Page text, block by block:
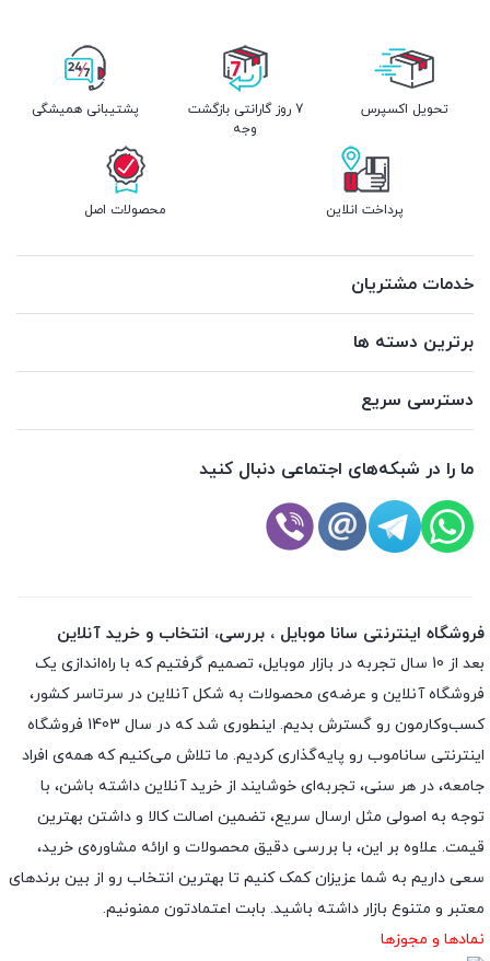
تحویل اکسپرس
7 روز گارانتی بازگشت
وجه
پشتیبانی همیشگی
پرداخت انلاین محصولات اصل
خدمات مشتریان
برترین دسته ها
دسترسی سریع
ما را در شبکه‌های اجتماعی دنبال کنید
فروشگاه اینترنتی سانا موبایل ، بررسی، انتخاب و خرید آنلاین
بعد از 10 سال تجربه در بازار موبایل، تصمیم گرفتیم که با راه‌اندازی یک
فروشگاه آنلاین و عرضه‌ی محصولات به شکل آنلاین در سرتاسر کشور،
کسب‌وکارمون رو گسترش بدیم. اینطوری شد که در سال 1403 فروشگاه
اینترنتی ساناموب رو پایه‌گذاری کردیم. ما تلاش می‌کنیم که همه‌ی افراد
جامعه، در هر سنی، تجربه‌ای خوشایند از خرید آنلاین داشته باشن، با
توجه به اصولی مثل ارسال سریع، تضمین اصالت کالا و داشتن بهترین
قیمت. علاوه بر این، با بررسی دقیق محصولات و ارائه مشاوره‌ی خرید،
سعی داریم به شما عزیزان کمک کنیم تا بهترین انتخاب رو از بین برندهای
معتبر و متنوع بازار داشته باشید. بابت اعتمادتون ممنونیم.
نمادها و مجوزها